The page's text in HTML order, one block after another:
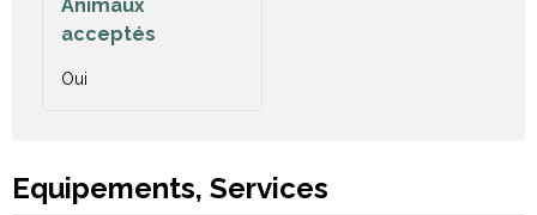
Animaux
acceptés
Oui
Equipements, Services